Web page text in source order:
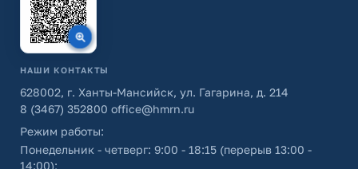
НАШИ КОНТАКТЫ
628002, г. Ханты-Мансийск, ул. Гагарина, д. 214
8 (3467) 352800 office@hmrn.ru
Режим работы:
Понедельник - четверг: 9:00 - 18:15 (перерыв 13:00 -
14:00);